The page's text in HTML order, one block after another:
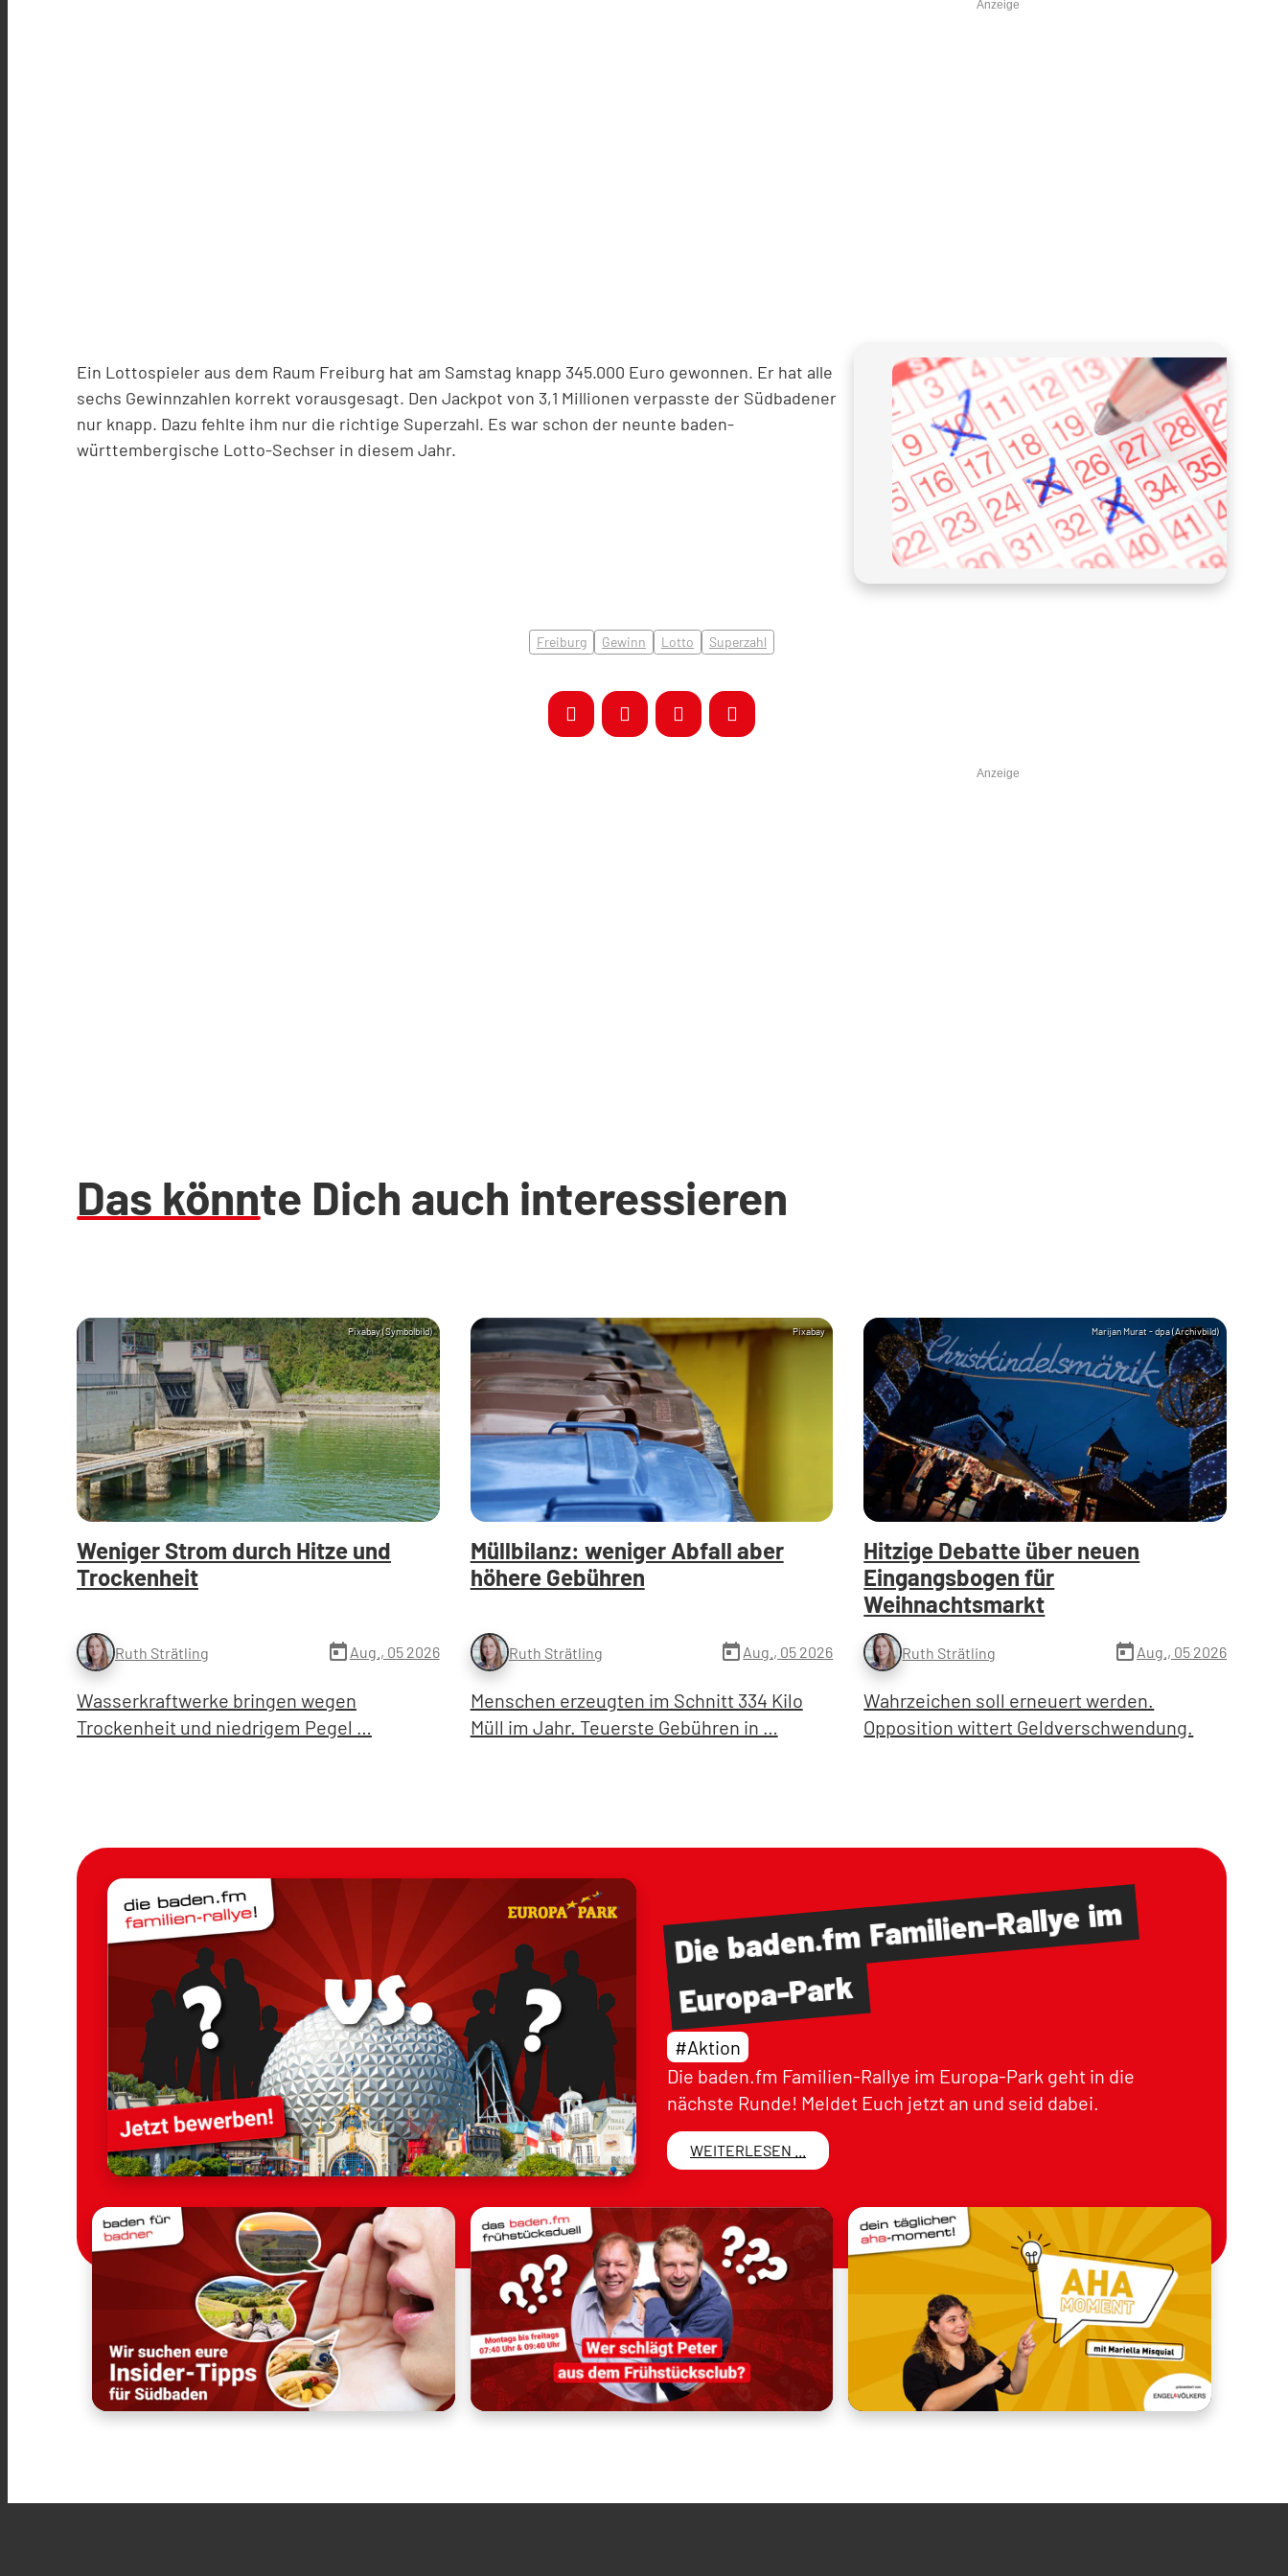
Anzeige
Ein Lottospieler aus dem Raum Freiburg hat am Samstag knapp 345.000 Euro gewonnen. Er hat alle
sechs Gewinnzahlen korrekt vorausgesagt. Den Jackpot von 3,1 Millionen verpasste der Südbadener
nur knapp. Dazu fehlte ihm nur die richtige Superzahl. Es war schon der neunte baden-
württembergische Lotto-Sechser in diesem Jahr.
Freiburg Gewinn Lotto Superzahl
Anzeige
Das könnte Dich auch interessieren
Pixabay (Symbolbild)
Weniger Strom durch Hitze und
Trockenheit
Ruth Strätling today Aug., 05 2026
Wasserkraftwerke bringen wegen
Trockenheit und niedrigem Pegel …
Pixabay
Müllbilanz: weniger Abfall aber
höhere Gebühren
Ruth Strätling todayAug., 05 2026
Menschen erzeugten im Schnitt 334 Kilo
Müll im Jahr. Teuerste Gebühren in …
Marijan Murat - dpa (Archivbild)
Hitzige Debatte über neuen
Eingangsbogen für
Weihnachtsmarkt
Ruth Strätling today Aug., 05 2026
Wahrzeichen soll erneuert werden.
Opposition wittert Geldverschwendung.
Die baden.fmFamilien-Rallyeim
Europa-Park
#Aktion
Die baden.fm Familien-Rallye im Europa-Park geht in die
nächste Runde! Meldet Euch jetzt an und seid dabei.
WEITERLESEN ...